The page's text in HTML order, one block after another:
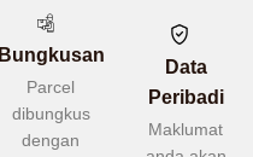
Bungkusan
Parcel
dibungkus
dengan
Data
Peribadi
Maklumat